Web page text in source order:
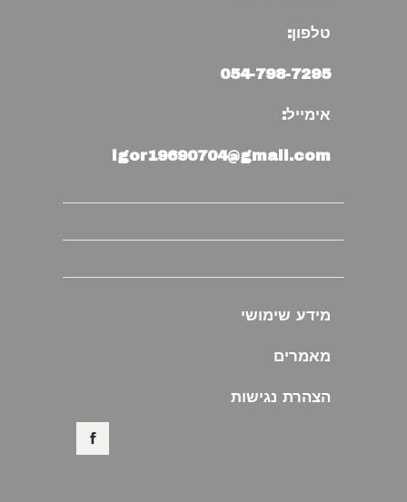
טלפון:
054-798-7295
אימייל:
igor19690704@gmail.com
מידע שימושי
מאמרים
הצהרת נגישות